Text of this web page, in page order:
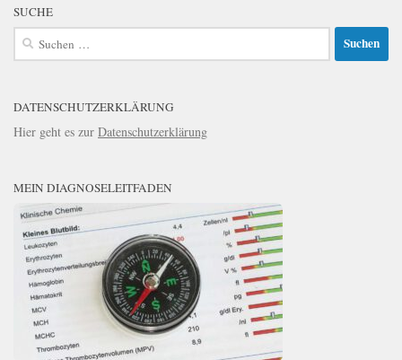
SUCHE
Suchen
DATENSCHUTZERKLÄRUNG
Hier geht es zur Datenschutzerklärung
MEIN DIAGNOSELEITFADEN